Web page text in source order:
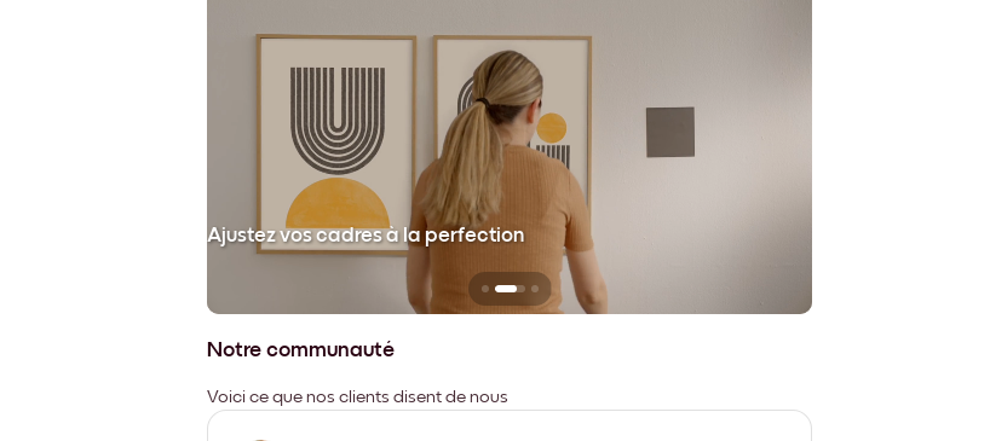
Ajustez vos cadres à la perfection
Notre communauté
Voici ce que nos clients disent de nous